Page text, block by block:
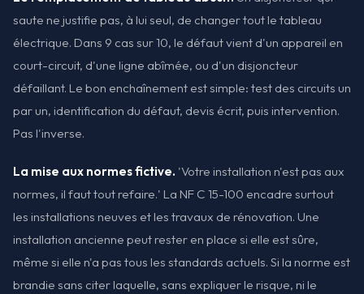
saute ne justifie pas, à lui seul, de changer tout le tableau
électrique. Dans 9 cas sur 10, le défaut vient d'un appareil en
court-circuit, d'une ligne abîmée, ou d'un disjoncteur
défaillant. Le bon enchaînement est simple: test des circuits un
par un, identification du défaut, devis écrit, puis intervention.
Pas l'inverse.
La mise aux normes fictive. 'Votre installation n'est pas aux
normes, il faut tout refaire.' La NF C 15-100 encadre surtout
les installations neuves et les travaux de rénovation. Une
installation ancienne peut rester en place si elle est sûre,
même si elle n'a pas tous les standards actuels. Si la norme est
brandie sans citer laquelle, sans expliquer le risque, ni le